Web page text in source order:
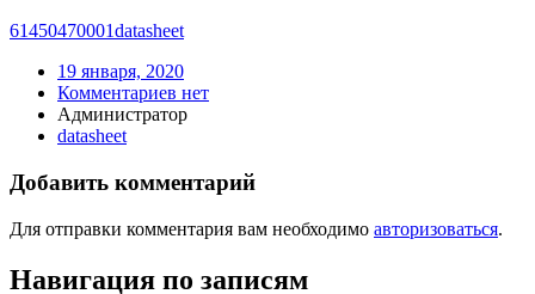
61450470001datasheet
19 января, 2020
Комментариев нет
Администратор
datasheet
Добавить комментарий
Для отправки комментария вам необходимо авторизоваться.
Навигация по записям